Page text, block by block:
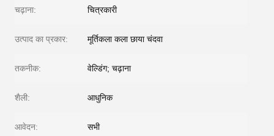
चढ़ाना: चित्रकारी
उत्पाद का प्रकार: मूर्तिकला कला छाया चंदवा
तकनीक: वेल्डिंग; चढ़ाना
शैली: आधुनिक
आवेदन: सभी